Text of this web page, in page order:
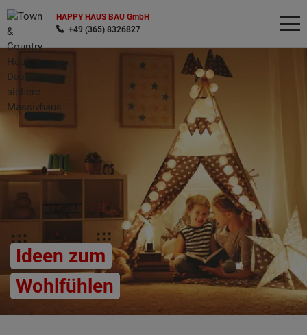
HAPPY HAUS BAU GmbH
+49 (365) 8326827
Ideen zum
Wohlfühlen
Wonach möchten Sie suchen?